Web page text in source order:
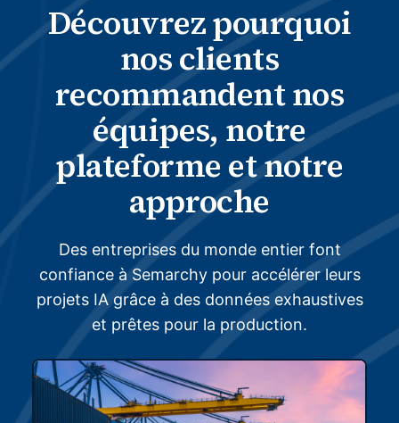
Découvrez pourquoi
nos clients
recommandent nos
équipes, notre
plateforme et notre
approche
Des entreprises du monde entier font
confiance à Semarchy pour accélérer leurs
projets IA grâce à des données exhaustives
et prêtes pour la production.